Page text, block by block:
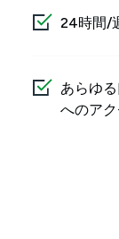
24時間/
あらゆ
へのア